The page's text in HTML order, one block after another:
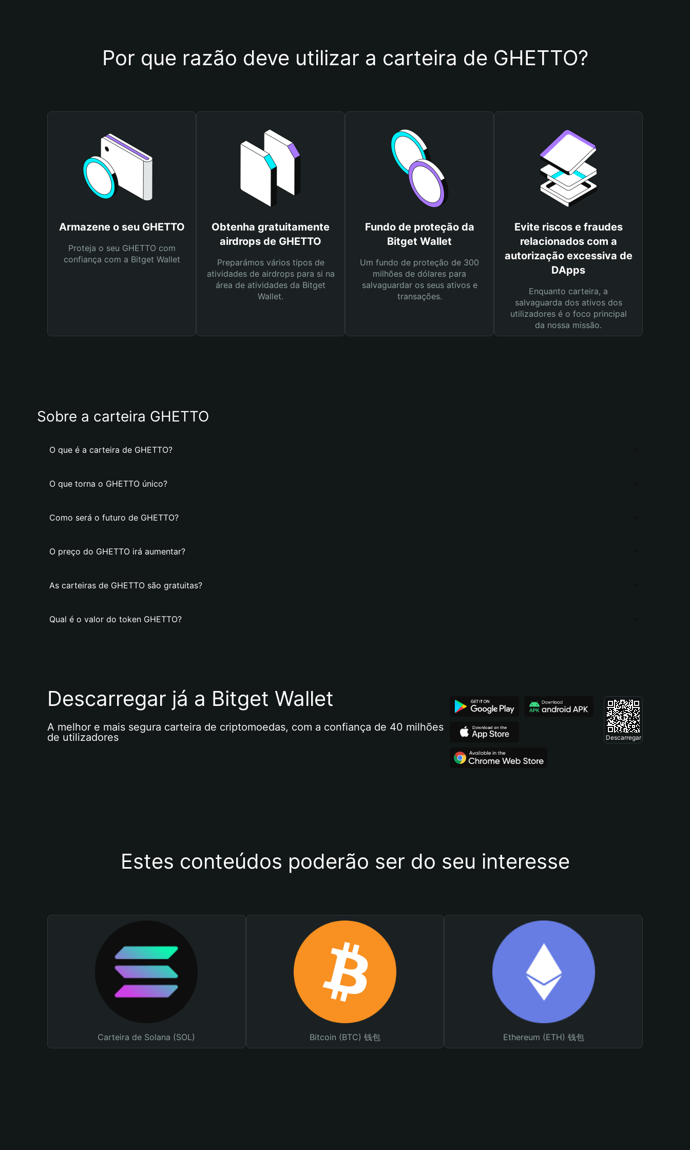
Por que razão deve utilizar a carteira de GHETTO?
Armazene o seu GHETTO
Proteja o seu GHETTO com
confiança com a Bitget Wallet
Obtenha gratuitamente
airdrops de GHETTO
Preparámos vários tipos de
atividades de airdrops para si na
área de atividades da Bitget
Wallet.
Fundo de proteção da
Bitget Wallet
Um fundo de proteção de 300
milhões de dólares para
salvaguardar os seus ativos e
transações.
Evite riscos e fraudes
relacionados com a
autorização excessiva de
DApps
Enquanto carteira, a
salvaguarda dos ativos dos
utilizadores é o foco principal
da nossa missão.
Sobre a carteira GHETTO
O que é a carteira de GHETTO?
O que torna o GHETTO único?
Como será o futuro de GHETTO?
O preço do GHETTO irá aumentar?
As carteiras de GHETTO são gratuitas?
Qual é o valor do token GHETTO?
Descarregar já a Bitget Wallet
A melhor e mais segura carteira de criptomoedas, com a confiança de 40 milhões
de utilizadores
Descarregar
Estes conteúdos poderão ser do seu interesse
Carteira de Solana (SOL) Bitcoin (BTC) 钱包 Ethereum (ETH) 钱包